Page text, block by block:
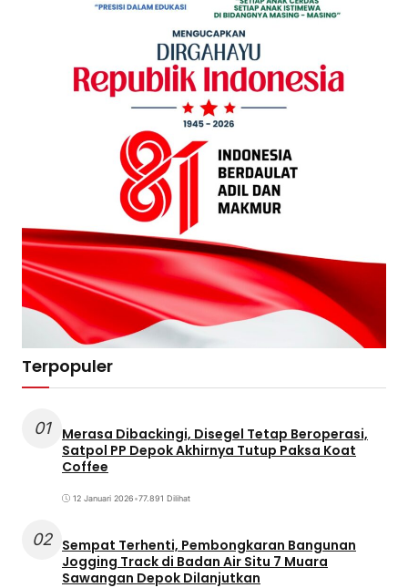
Terpopuler
01
Merasa Dibackingi, Disegel Tetap Beroperasi,
Satpol PP Depok Akhirnya Tutup Paksa Koat
Coffee
12 Januari 2026•77.891 Dilihat
02 Sempat Terhenti, Pembongkaran Bangunan
Jogging Track di Badan Air Situ 7 Muara
Sawangan Depok Dilanjutkan